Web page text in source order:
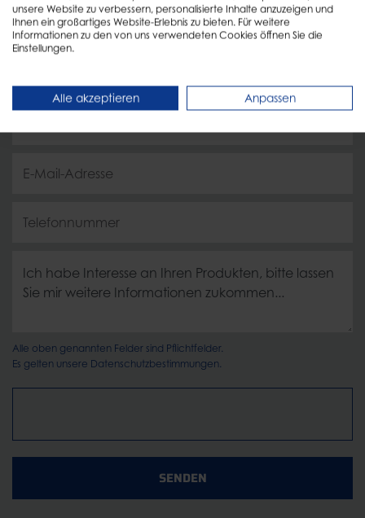
uns schnellstmöglich zurück!
Alle oben genannten Felder sind Pflichtfelder.
Es gelten unsere Datenschutzbestimmungen.
SENDEN
unsere Website zu verbessern, personalisierte Inhalte anzuzeigen und
Ihnen ein großartiges Website-Erlebnis zu bieten. Für weitere
Informationen zu den von uns verwendeten Cookies öffnen Sie die
Einstellungen.
Alle akzeptieren Anpassen